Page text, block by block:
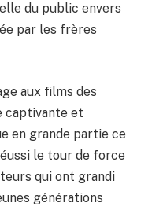
du public envers
par les frères
aux films des
captivante et
en grande partie ce
le tour de force
qui ont grandi
générations